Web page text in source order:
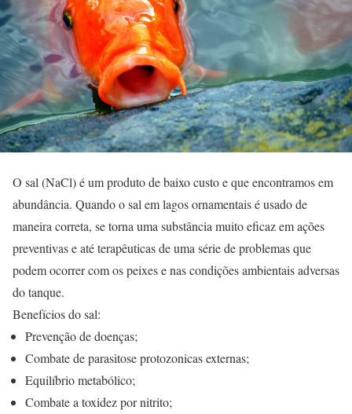
O sal (NaCl) é um produto de baixo custo e que encontramos em
abundância. Quando o sal em lagos ornamentais é usado de
maneira correta, se torna uma substância muito eficaz em ações
preventivas e até terapêuticas de uma série de problemas que
podem ocorrer com os peixes e nas condições ambientais adversas
do tanque.
Benefícios do sal:
Prevenção de doenças;
Combate de parasitose protozonicas externas;
Equilíbrio metabólico;
Combate a toxidez por nitrito;